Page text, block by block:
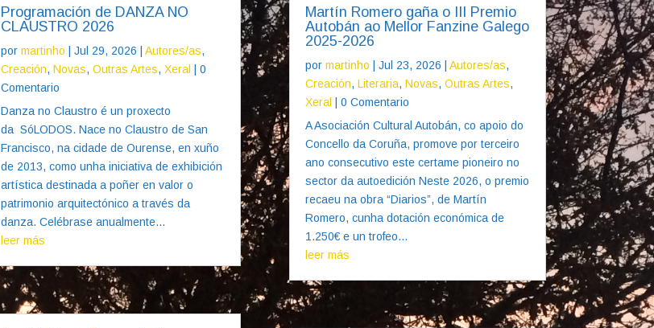
Programación de DANZA NO
CLAUSTRO 2026
por martinho Jul 29, 2026 Autores/as,
Creación, Novas, Outras Artes, Xeral
| 0
Comentario
Danza no Claustro é un proxecto
da SóLODOS. Nace no Claustro de San
Francisco, na cidade de Ourense, en xuño
de 2013, como unha iniciativa de exhibición
artística destinada a poñer en valor o
patrimonio arquitectónico a través da
danza. Celébrase anualmente...
leer más
Martín Romero gaña o III Premio
Autobán ao Mellor Fanzine Galego
2025-2026
por martinho Jul 23, 2026 Autores/as,
Creación, Literaria, Novas, Outras Artes,
Xeral
| 0 Comentario
A Asociación Cultural Autobán, co apoio do
Concello da Coruña, promove por terceiro
ano consecutivo este certame pioneiro no
sector da autoedición Neste 2026, o premio
recaeu na obra “Diarios”, de Martín
Romero, cunha dotación económica de
1.250€ e un trofeo...
leer más